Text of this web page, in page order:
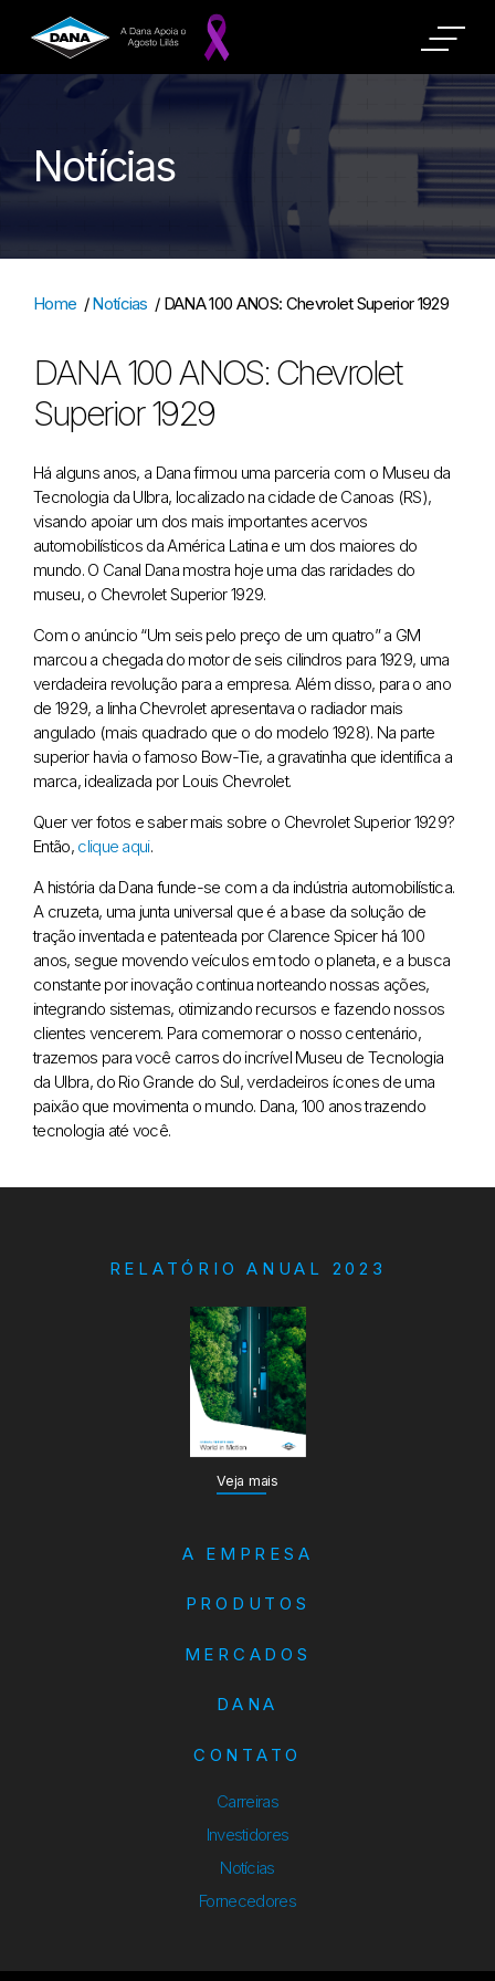
Notícias
Home /Notícias / DANA 100 ANOS: Chevrolet Superior 1929
DANA 100 ANOS: Chevrolet
Superior 1929
Há alguns anos, a Dana firmou uma parceria com o Museu da
Tecnologia da Ulbra, localizado na cidade de Canoas (RS),
visando apoiar um dos mais importantes acervos
automobilísticos da América Latina e um dos maiores do
mundo. O Canal Dana mostra hoje uma das raridades do
museu, o Chevrolet Superior 1929.
Com o anúncio “Um seis pelo preço de um quatro” a GM
marcou a chegada do motor de seis cilindros para 1929, uma
verdadeira revolução para a empresa. Além disso, para o ano
de 1929, a linha Chevrolet apresentava o radiador mais
angulado (mais quadrado que o do modelo 1928). Na parte
superior havia o famoso Bow-Tie, a gravatinha que identifica a
marca, idealizada por Louis Chevrolet.
Quer ver fotos e saber mais sobre o Chevrolet Superior 1929?
Então, clique aqui.
A história da Dana funde-se com a da indústria automobilística.
A cruzeta, uma junta universal que é a base da solução de
tração inventada e patenteada por Clarence Spicer há 100
anos, segue movendo veículos em todo o planeta, e a busca
constante por inovação continua norteando nossas ações,
integrando sistemas, otimizando recursos e fazendo nossos
clientes vencerem. Para comemorar o nosso centenário,
trazemos para você carros do incrível Museu de Tecnologia
da Ulbra, do Rio Grande do Sul, verdadeiros ícones de uma
paixão que movimenta o mundo. Dana, 100 anos trazendo
tecnologia até você.
RELATÓRIO ANUAL 2023
Veja mais
A EMPRESA
PRODUTOS
MERCADOS
DANA
CONTATO
Carreiras
Investidores
Notícias
Fornecedores